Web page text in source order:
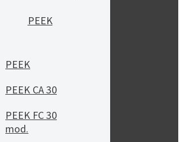
PEEK
PEEK
PEEK CA 30
PEEK FC 30
mod.